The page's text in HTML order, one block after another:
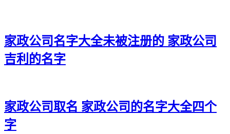
38、醒科、粤诗、森行、宇尧、民协
39、东铭、连广、宸麟、亮骁、恒子
41、灿唱、为美、喜萌、优悦、衡植
42、颂荣、禾声、品辰、昮航、达璥
家政公司名字大全未被注册的 家政公司
吉利的名字
家政公司取名 家政公司的名字大全四个
字